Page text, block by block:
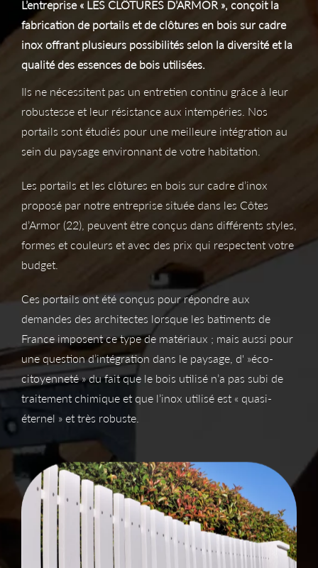
L’entreprise « LES CLÔTURES D’ARMOR », conçoit la
fabrication de portails et de clôtures en bois sur cadre
inox offrant plusieurs possibilités selon la diversité et la
qualité des essences de bois utilisées.
Ils ne nécessitent pas un entretien continu grâce à leur
robustesse et leur résistance aux intempéries. Nos
portails sont étudiés pour une meilleure intégration au
sein du paysage environnant de votre habitation.
Les portails et les clôtures en bois sur cadre d’inox
proposé par notre entreprise située dans les Côtes
d’Armor (22), peuvent être conçus dans différents styles,
formes et couleurs et avec des prix qui respectent votre
budget.
Ces portails ont été conçus pour répondre aux
demandes des architectes lorsque les batiments de
France imposent ce type de matériaux ; mais aussi pour
une question d’intégration dans le paysage, d' »éco-
citoyenneté » du fait que le bois utilisé n’a pas subi de
traitement chimique et que l’inox utilisé est « quasi-
éternel » et très robuste.